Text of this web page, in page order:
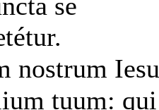
nostrum
tuum: qui